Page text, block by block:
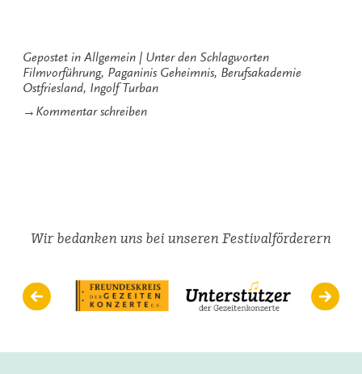
Gepostet in Allgemein
Unter den Schlagworten
Filmvorführung, Paganinis Geheimnis, Berufsakademie
Ostfriesland, Ingolf Turban
→ Kommentar schreibenzu
Wir bedanken uns bei unseren Festivalförderern